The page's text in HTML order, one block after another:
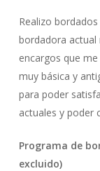
Realizo
bordadora actual
encargos que
muy básica y
para poder
actuales y poder
Programa de
excluido)